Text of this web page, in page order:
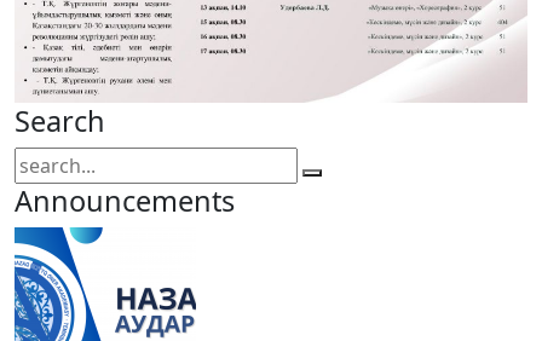
Search
Announcements